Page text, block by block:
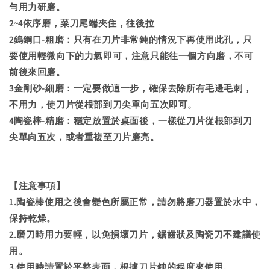
勻用力研磨。
2~4依序磨，菜刀尾端夾住，往後拉
2鎢鋼口-粗磨：只有在刀片非常鈍的情況下再使用此孔，只
要使用輕微向下的力氣即可，注意只能往一個方向磨，不可
前後來回磨。
3金剛砂-細磨：一定要做這一步，確保去除所有毛邊毛刺，
不用力，使刀片從根部到刀尖單向五次即可。
4陶瓷棒-精磨：穩定放置於桌面後，一樣從刀片從根部到刀
尖單向五次，或者重複至刀片磨亮。
【注意事項】
1.陶瓷棒使用之後會變色所屬正常，請勿將磨刀器置於水中，
保持乾燥。
2.磨刀時用力要輕，以免損壞刀片，鋸齒狀及陶瓷刀不建議使
用。
3.使用時請置於平整表面，根據刀片鈍的程度來使用。